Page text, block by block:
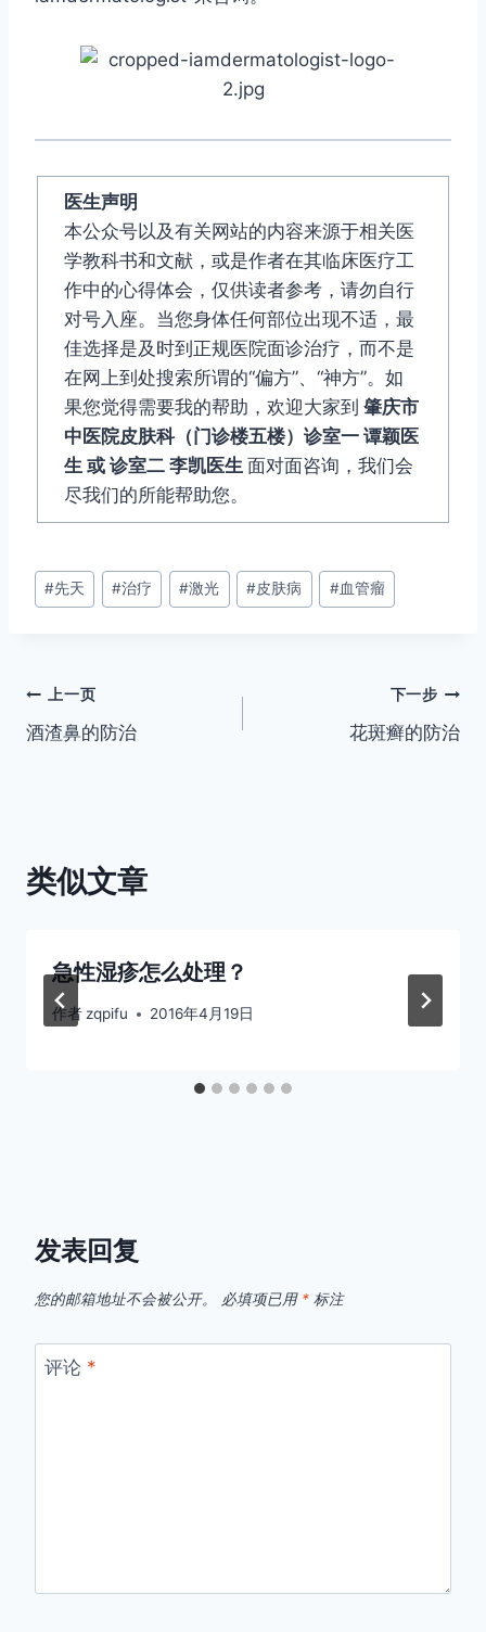
医生声明
本公众号以及有关网站的内容来源于相关医
学教科书和文献，或是作者在其临床医疗工
作中的心得体会，仅供读者参考，请勿自行
对号入座。当您身体任何部位出现不适，最
佳选择是及时到正规医院面诊治疗，而不是
在网上到处搜索所谓的“偏方”、“神方”。如
果您觉得需要我的帮助，欢迎大家到 肇庆市
中医院皮肤科（门诊楼五楼）诊室一 谭颖医
生 或 诊室二 李凯医生面对面咨询，我们会
尽我们的所能帮助您。
文
章
#先天 #治疗 #激光 #皮肤病 #血管瘤
文
章
上一页
酒渣鼻的防治
下一步
花斑癣的防治
类似文章
急性湿疹怎么处理？
作者zqpifu 2016年4月19日
发表回复
您的邮箱地址不会被公开。 必填项已用 * 标注
评论 *